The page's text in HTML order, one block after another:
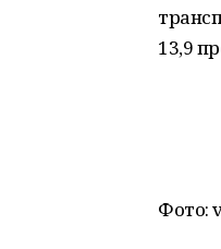
13,9
Фото: